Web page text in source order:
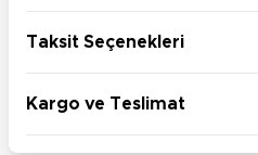
Taksit Seçenekleri
Kargo ve Teslimat